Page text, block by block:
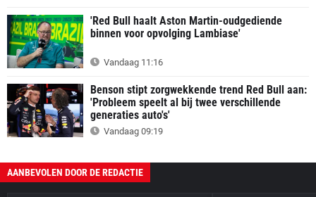
'Red Bull haalt Aston Martin-oudgediende
binnen voor opvolging Lambiase'
Vandaag 11:16
Benson stipt zorgwekkende trend Red Bull aan:
'Probleem speelt al bij twee verschillende
generaties auto's'
Vandaag 09:19
AANBEVOLEN DOOR DE REDACTIE